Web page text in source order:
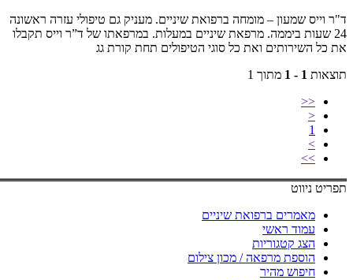
שמעון – מומחה ברפואת שיניים. מעניק גם טיפולי עזרה ראשונה
שעות ביממה. מרפאת שיניים במעלות. במרפאתו של ד”ר וייס תקבלו
השירותים ואת כל סוגי הטיפולים תחת קורת גג
1 - 1
מתוך 1
<<
>>
ניווט
מאמרים ברפואת שיניים
עמוד ראשי
הצג קטגוריות
הוספת מרפאה / מכון צילום
חיפוש מהיר